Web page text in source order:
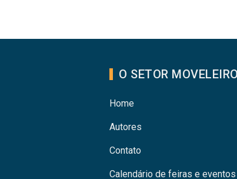
O SETOR MOVELEIRO
Home
Autores
Contato
Calendário de feiras e eventos